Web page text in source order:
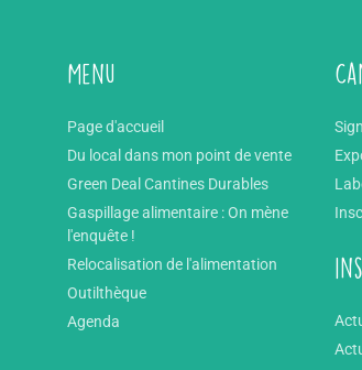
Menu
Page d'accueil
Du local dans mon point de vente
Green Deal Cantines Durables
Gaspillage alimentaire : On mène
l'enquête !
Relocalisation de l'alimentation
Outilthèque
Agenda